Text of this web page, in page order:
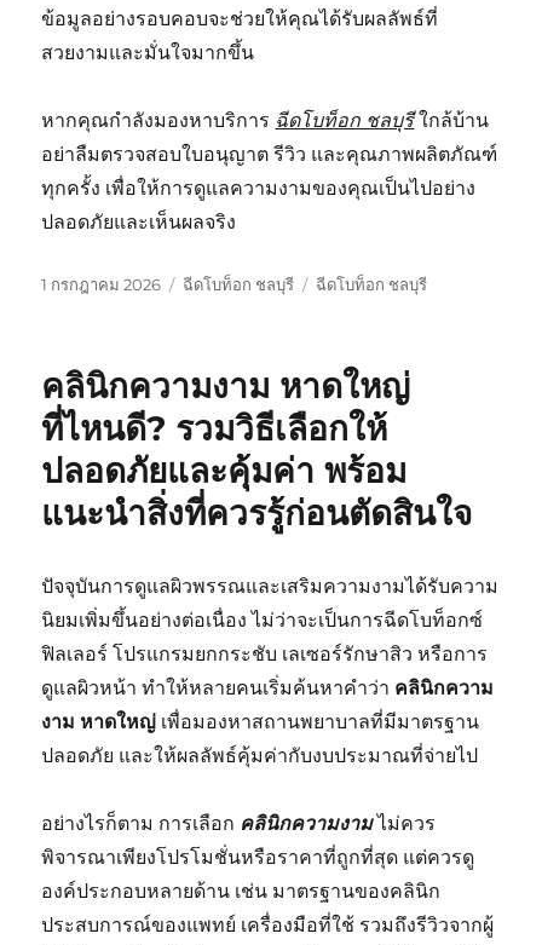
ข้อมูลอย่างรอบคอบจะช่วยให้คุณได้รับผลลัพธ์ที่
สวยงามและมั่นใจมากขึ้น
หากคุณกำลังมองหาบริการ ฉีดโบท็อก ชลบุรีใกล้บ้าน
อย่าลืมตรวจสอบใบอนุญาต รีวิว และคุณภาพผลิตภัณฑ์
ทุกครั้ง เพื่อให้การดูแลความงามของคุณเป็นไปอย่าง
ปลอดภัยและเห็นผลจริง
เขียน
1 กรกฎาคม 2026
หมวด
ฉีดโบท็อก ชลบุรี
ป้าย
ฉีดโบท็อก ชลบุรี
คลินิกความงาม หาดใหญ่
ที่ไหนดี? รวมวิธีเลือกให้
ปลอดภัยและคุ้มค่า พร้อม
แนะนำสิ่งที่ควรรู้ก่อนตัดสินใจ
ปัจจุบันการดูแลผิวพรรณและเสริมความงามได้รับความ
นิยมเพิ่มขึ้นอย่างต่อเนื่อง ไม่ว่าจะเป็นการฉีดโบท็อกซ์
ฟิลเลอร์ โปรแกรมยกกระชับ เลเซอร์รักษาสิว หรือการ
ดูแลผิวหน้า ทำให้หลายคนเริ่มค้นหาคำว่า คลินิกความ
งาม หาดใหญ่ เพื่อมองหาสถานพยาบาลที่มีมาตรฐาน
ปลอดภัย และให้ผลลัพธ์คุ้มค่ากับงบประมาณที่จ่ายไป
อย่างไรก็ตาม การเลือก คลินิกความงามไม่ควร
พิจารณาเพียงโปรโมชั่นหรือราคาที่ถูกที่สุด แต่ควรดู
องค์ประกอบหลายด้าน เช่น มาตรฐานของคลินิก
ประสบการณ์ของแพทย์ เครื่องมือที่ใช้ รวมถึงรีวิวจากผู้